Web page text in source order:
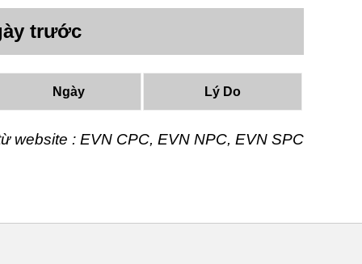
trước
Ngày Lý Do
website : EVN CPC, EVN NPC, EVN SPC